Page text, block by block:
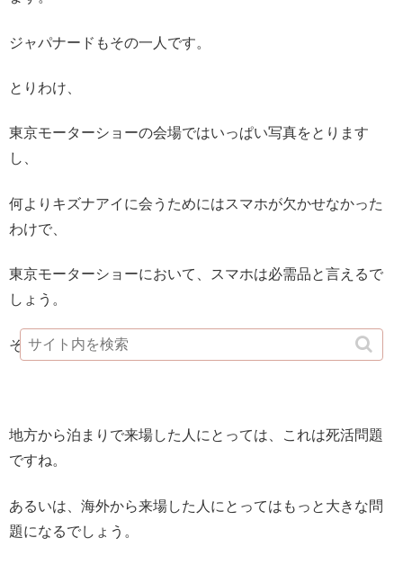
ジャパナードもその一人です。
とりわけ、
東京モーターショーの会場ではいっぱい写真をとります
し、
何よりキズナアイに会うためにはスマホが欠かせなかった
わけで、
東京モーターショーにおいて、スマホは必需品と言えるで
しょう。
そういうわけで、バッテリーの減りは早いです。
地方から泊まりで来場した人にとっては、これは死活問題
ですね。
あるいは、海外から来場した人にとってはもっと大きな問
題になるでしょう。